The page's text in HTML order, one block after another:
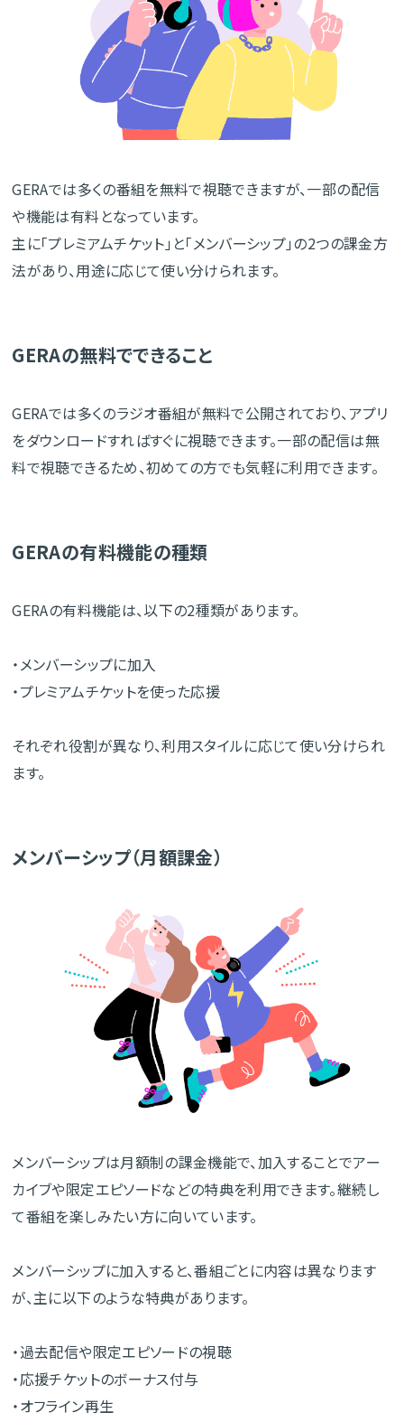
GERAでは多くの番組を無料で視聴できますが、一部の配信
や機能は有料となっています。
主に「プレミアムチケット」と「メンバーシップ」の2つの課金方
法があり、用途に応じて使い分けられます。
GERAの無料でできること
GERAでは多くのラジオ番組が無料で公開されており、アプリ
をダウンロードすればすぐに視聴できます。一部の配信は無
料で視聴できるため、初めての方でも気軽に利用できます。
GERAの有料機能の種類
GERAの有料機能は、以下の2種類があります。
・メンバーシップに加入
・プレミアムチケットを使った応援
それぞれ役割が異なり、利用スタイルに応じて使い分けられ
ます。
メンバーシップ（月額課金）
メンバーシップは月額制の課金機能で、加入することでアー
カイブや限定エピソードなどの特典を利用できます。継続し
て番組を楽しみたい方に向いています。
メンバーシップに加入すると、番組ごとに内容は異なります
が、主に以下のような特典があります。
・過去配信や限定エピソードの視聴
・応援チケットのボーナス付与
・オフライン再生